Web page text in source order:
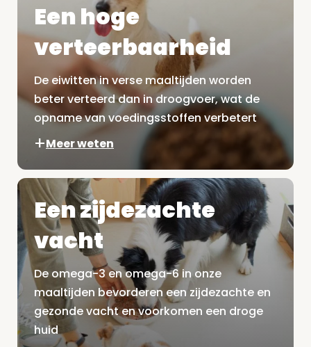
Een hoge
verteerbaarheid
De eiwitten in verse maaltijden worden
beter verteerd dan in droogvoer, wat de
opname van voedingsstoffen verbetert
Meer weten
Een zijdezachte
vacht
De omega-3 en omega-6 in onze
maaltijden bevorderen een zijdezachte en
gezonde vacht en voorkomen een droge
huid